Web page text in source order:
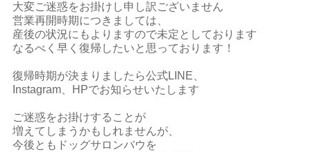
大変ご迷惑をお掛けし申し訳ございません
営業再開時期につきましては、
産後の状況にもよりますので未定としております
なるべく早く復帰したいと思っております！
復帰時期が決まりましたら公式LINE、
Instagram、HPでお知らせいたします
ご迷惑をお掛けすることが
増えてしまうかもしれませんが、
今後ともドッグサロンバウを